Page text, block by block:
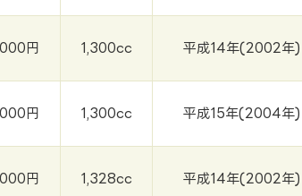
円 1,300cc 平成14年(2002年)
円 1,300cc 平成15年(2004年)
円 1,328cc 平成14年(2002年)